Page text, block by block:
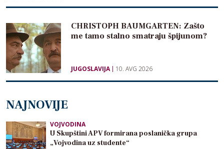
CHRISTOPH BAUMGARTEN: Zašto
me tamo stalno smatraju špijunom?
JUGOSLAVIJA 10. AVG 2026
NAJNOVIJE
VOJVODINA
U Skupštini APV formirana poslanička grupa
„Vojvodina uz studente“